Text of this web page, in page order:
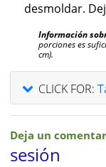
desmoldar.
Información
porciones es
cm).
CLICK FOR:
Deja un
sesión